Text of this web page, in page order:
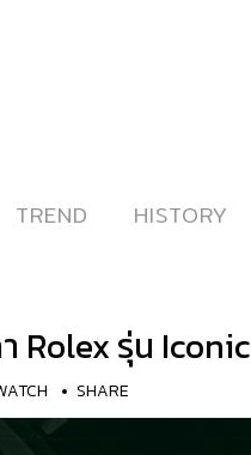
TREND
TREND HISTORY
HISTORY
Rolex รุ่น
SHARE